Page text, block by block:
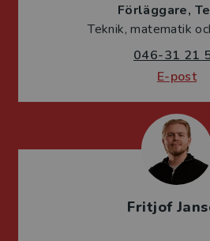
Förläggare
Teknik, matematik
046-31 21
E-post
Fritjof